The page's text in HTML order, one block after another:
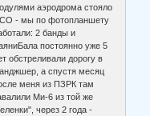
аэродрома стояло
- мы по фотопланшету
2 банды и
постоянно уже 5
обстреливали дорогу в
а спустя месяц
меня из ПЗРК там
Ми-6 из той же
через 2 года -